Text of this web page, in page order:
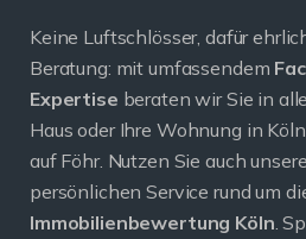
Keine Luftschlösser, dafür
Beratung: mit umfassendem
Expertise beraten wir Sie in
Haus oder Ihre Wohnung in
auf Föhr. Nutzen Sie auch
persönlichen Service rund um
Immobilienbewertung Köln.